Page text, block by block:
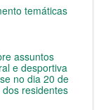
temáticas
assuntos
e desportiva
no dia 20 de
residentes